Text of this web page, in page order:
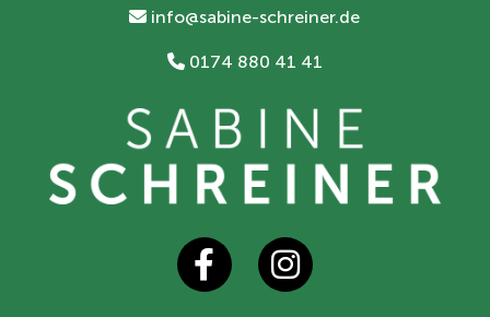
info@sabine-schreiner.de
0174 880 41 41